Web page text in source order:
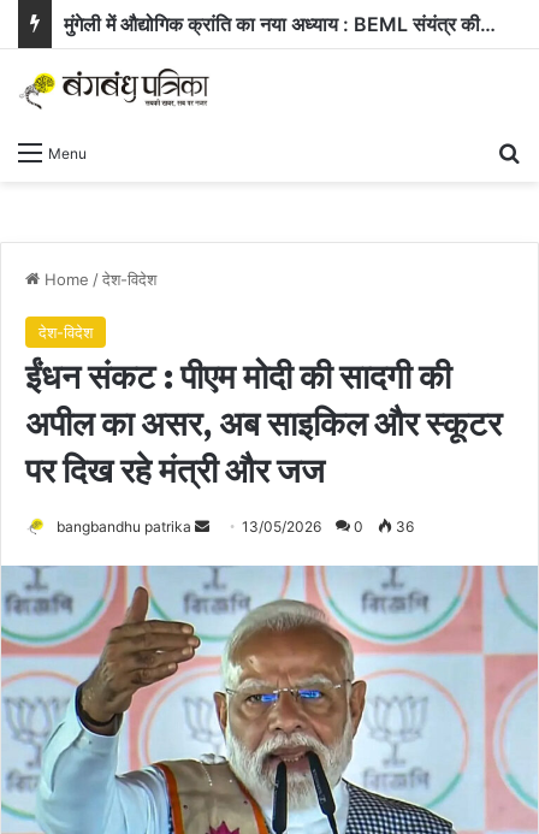
मुंगेली में औद्योगिक क्रांति का नया अध्याय : BEML संयंत्र की स्थापना को राज्य कैबिनेट की हरी झंडी
Menu
Home /देश-विदेश
देश-विदेश
ईंधन संकट : पीएम मोदी की सादगी की
अपील का असर, अब साइकिल और स्कूटर
पर दिख रहे मंत्री और जज
bangbandhu patrika
Send
email
13/05/2026 0 36